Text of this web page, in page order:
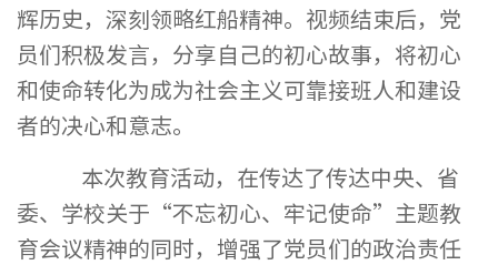
辉历史，深刻领略红船精神。视频结束后，党
员们积极发言，分享自己的初心故事，将初心
和使命转化为成为社会主义可靠接班人和建设
者的决心和意志。
本次教育活动，在传达了传达中央、省
委、学校关于“不忘初心、牢记使命”主题教
育会议精神的同时，增强了党员们的政治责任